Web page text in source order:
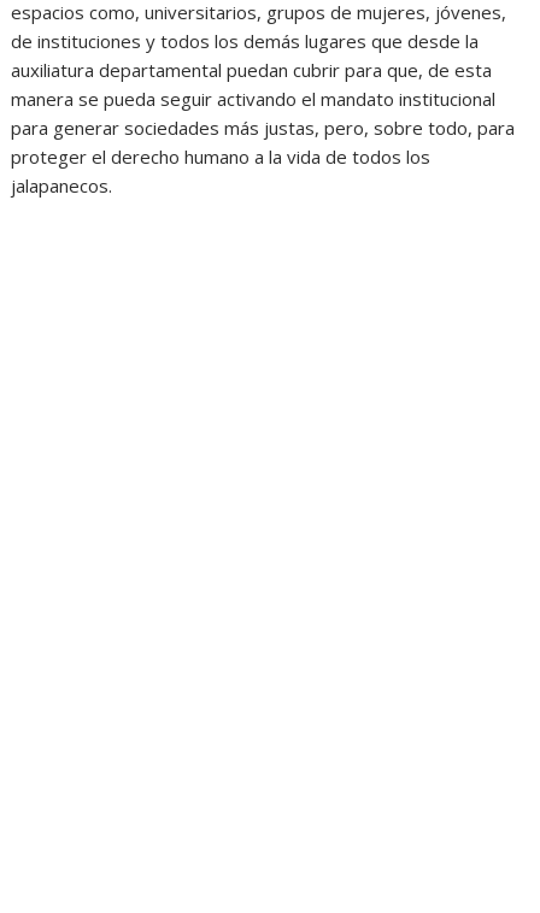
espacios como, universitarios, grupos de mujeres, jóvenes,
de instituciones y todos los demás lugares que desde la
auxiliatura departamental puedan cubrir para que, de esta
manera se pueda seguir activando el mandato institucional
para generar sociedades más justas, pero, sobre todo, para
proteger el derecho humano a la vida de todos los
jalapanecos.